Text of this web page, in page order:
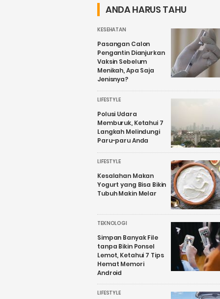
ANDA HARUS TAHU
KESEHATAN
Pasangan Calon
Pengantin Dianjurkan
Vaksin Sebelum
Menikah, Apa Saja
Jenisnya?
LIFESTYLE
Polusi Udara
Memburuk, Ketahui 7
Langkah Melindungi
Paru-paru Anda
LIFESTYLE
Kesalahan Makan
Yogurt yang Bisa Bikin
Tubuh Makin Melar
TEKNOLOGI
Simpan Banyak File
tanpa Bikin Ponsel
Lemot, Ketahui 7 Tips
Hemat Memori
Android
LIFESTYLE